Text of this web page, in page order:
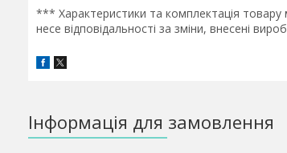
*** Характеристики та комплектація
несе відповідальності за зміни, внесені
Інформація для замовлення